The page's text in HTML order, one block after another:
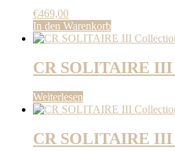
€469,00
In den Warenkorb
CR SOLITAIRE III
Weiterlesen
CR SOLITAIRE III